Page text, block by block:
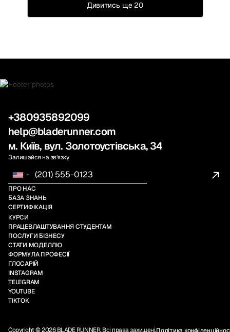
Дивитись ще 20
+380935892099
help@bladerunner.com
м. Київ, вул. Золотоустівська, 34
Залишайся на звʼязку
ПРО НАС
БАЗА ЗНАНЬ
СЕРТИФІКАЦІЯ
КУРСИ
ПРАЦЕВЛАШТУВАННЯ СТУДЕНТАМ
ПОСЛУГИ БІЗНЕСУ
СТАТИ МОДЕЛЛЮ
ФОРМУЛА ПРОФЕСІЇ
ГЛОСАРІЙ
INSTAGRAM
TELEGRAM
YOUTUBE
TIKTOK
Copyright © 2026 BLADE RUNNER. Всі права захищені.